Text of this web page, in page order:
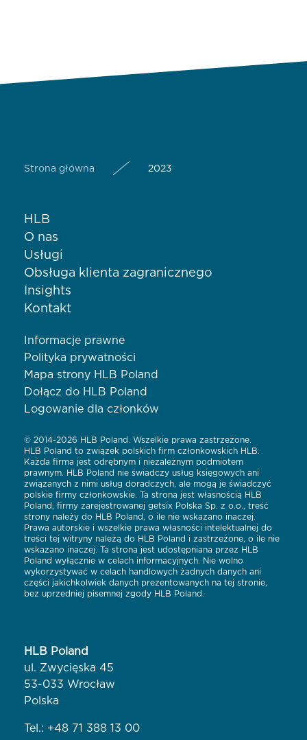
Strona główna 2023
HLB
O nas
Usługi
Obsługa klienta zagranicznego
Insights
Kontakt
Informacje prawne
Polityka prywatności
Mapa strony HLB Poland
Dołącz do HLB Poland
Logowanie dla członków
© 2014-2026 HLB Poland. Wszelkie prawa zastrzeżone.
HLB Poland to związek polskich firm członkowskich HLB.
Każda firma jest odrębnym i niezależnym podmiotem
prawnym. HLB Poland nie świadczy usług księgowych ani
związanych z nimi usług doradczych, ale mogą je świadczyć
polskie firmy członkowskie. Ta strona jest własnością HLB
Poland, firmy zarejestrowanej getsix Polska Sp. z o.o., treść
strony należy do HLB Poland, o ile nie wskazano inaczej.
Prawa autorskie i wszelkie prawa własności intelektualnej do
treści tej witryny należą do HLB Poland i zastrzeżone, o ile nie
wskazano inaczej. Ta strona jest udostępniana przez HLB
Poland wyłącznie w celach informacyjnych. Nie wolno
wykorzystywać w celach handlowych żadnych danych ani
części jakichkolwiek danych prezentowanych na tej stronie,
bez uprzedniej pisemnej zgody HLB Poland.
HLB Poland
ul. Zwycięska 45
53-033 Wrocław
Polska
Tel.: +48 71 388 13 00